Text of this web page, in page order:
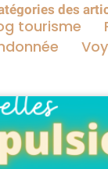
des
tourisme